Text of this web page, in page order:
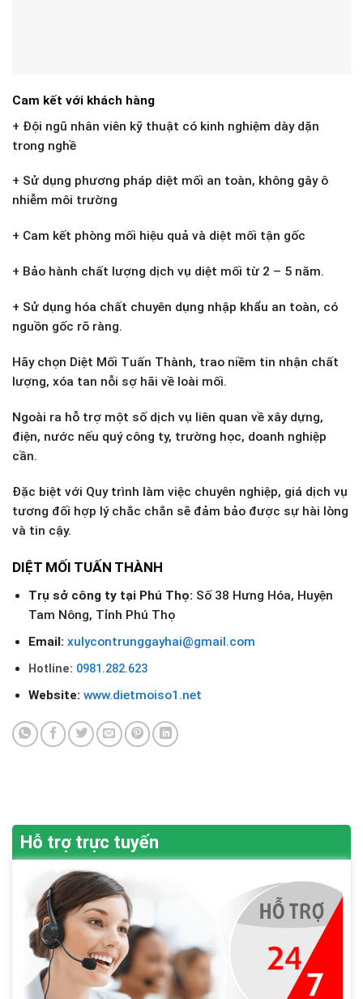
Cam kết với khách hàng
+ Đội ngũ nhân viên kỹ thuật có kinh nghiệm dày dặn
trong nghề
+ Sử dụng phương pháp diệt mối an toàn, không gây ô
nhiễm môi trường
+ Cam kết phòng mối hiệu quả và diệt mối tận gốc
+ Bảo hành chất lượng dịch vụ diệt mối từ 2 – 5 năm.
+ Sử dụng hóa chất chuyên dụng nhập khẩu an toàn, có
nguồn gốc rõ ràng.
Hãy chọn Diệt Mối Tuấn Thành, trao niềm tin nhận chất
lượng, xóa tan nỗi sợ hãi về loài mối.
Ngoài ra hỗ trợ một số dịch vụ liên quan về xây dựng,
điện, nước nếu quý công ty, trường học, doanh nghiệp
cần.
Đặc biệt với Quy trình làm việc chuyên nghiệp, giá dịch vụ
tương đối hợp lý chắc chắn sẽ đảm bảo được sự hài lòng
và tin cậy.
DIỆT MỐI TUẤN THÀNH
Trụ sở công ty tại Phú Thọ: Số 38 Hưng Hóa, Huyện
Tam Nông, Tỉnh Phú Thọ
Email: xulycontrunggayhai@gmail.com
Hotline: 0981.282.623
Website: www.dietmoiso1.net
Hỗ trợ trực tuyến